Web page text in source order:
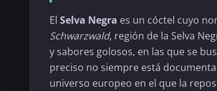
El Selva Negra es un cóctel cuyo
Schwarzwald, región de la Selva
y sabores golosos, en las que se
preciso no siempre está
universo europeo en el que la